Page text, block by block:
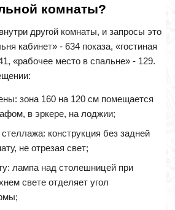
комнаты?
другой комнаты, и запросы это
кабинет» - 634 показа, «гостиная
«рабочее место в спальне» - 129.
зона 160 на 120 см помещается
в эркере, на лоджии;
стеллажа: конструкция без задней
не отрезая свет;
лампа над столешницей при
свете отделяет угол